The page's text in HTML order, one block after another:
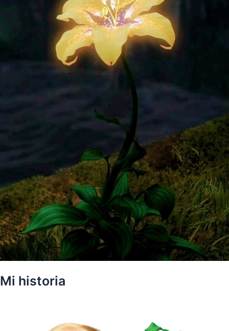
Mi historia